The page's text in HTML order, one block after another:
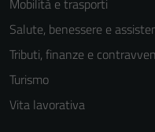
Mobilità e trasporti
Salute, benessere e
Tributi, finanze e
Turismo
Vita lavorativa